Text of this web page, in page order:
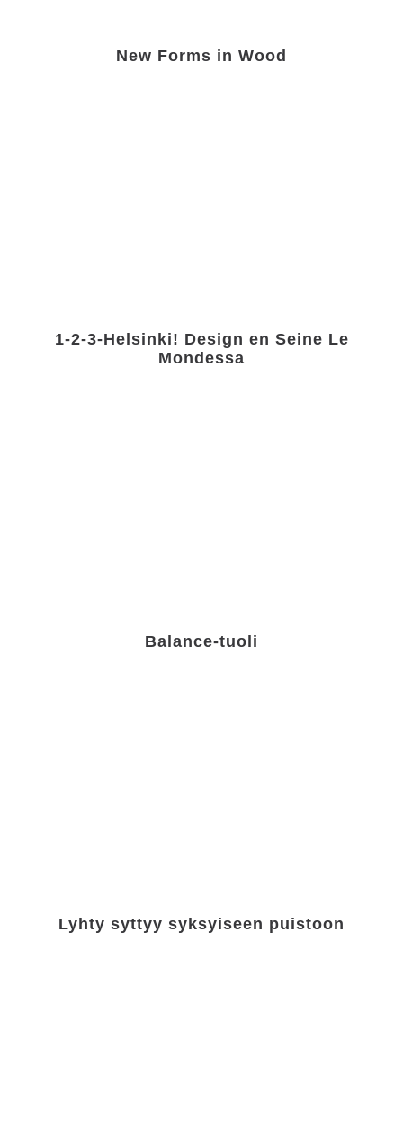
New Forms in Wood
1-2-3-Helsinki! Design en Seine Le
Mondessa
Balance-tuoli
Lyhty syttyy syksyiseen puistoon